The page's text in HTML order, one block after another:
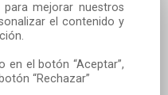
mejorar nuestros
el contenido y
en el botón “Aceptar”,
“Rechazar”